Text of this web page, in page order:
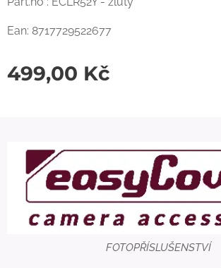
Ean: 8717729522677
499,00 Kč
FOTOPŘÍSLUŠENSTVÍ